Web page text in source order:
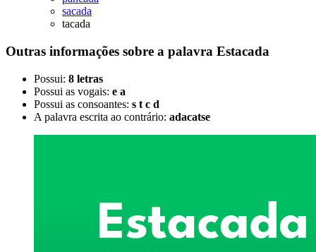
sacada
tacada
Outras informações sobre a palavra Estacada
Possui: 8 letras
Possui as vogais: e a
Possui as consoantes: s t c d
A palavra escrita ao contrário: adacatse